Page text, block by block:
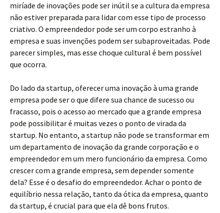
miríade de inovações pode ser inútil se a cultura da empresa
não estiver preparada para lidar com esse tipo de processo
criativo. O empreendedor pode ser um corpo estranho à
empresa e suas invenções podem ser subaproveitadas. Pode
parecer simples, mas esse choque cultural é bem possível
que ocorra.
Do lado da startup, oferecer uma inovação à uma grande
empresa pode ser o que difere sua chance de sucesso ou
fracasso, pois o acesso ao mercado que a grande empresa
pode possibilitar é muitas vezes o ponto de virada da
startup. No entanto, a startup não pode se transformar em
um departamento de inovação da grande corporação e o
empreendedor em um mero funcionário da empresa. Como
crescer com a grande empresa, sem depender somente
dela? Esse é o desafio do empreendedor. Achar o ponto de
equilíbrio nessa relação, tanto da ótica da empresa, quanto
da startup, é crucial para que ela dê bons frutos.